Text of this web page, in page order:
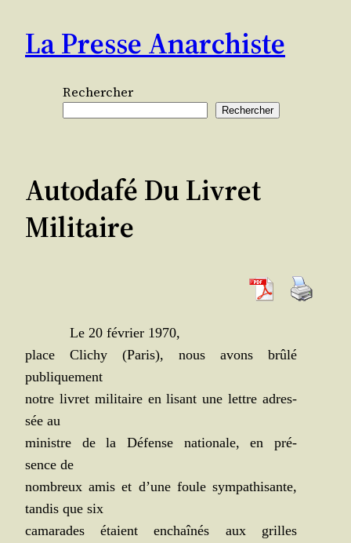
contenu
La Presse Anarchiste
Rechercher
Rechercher
Autodafé Du Livret
Militaire
Le 20 février 1970,
place Cli­chy (Paris), nous avons brû­lé
publiquement
notre livret mili­taire en lisant une lettre adres­
sée au
ministre de la Défense natio­nale, en pré­
sence de
nom­breux amis et d’une foule sym­pa­thi­sante,
tan­dis que six
cama­rades étaient enchaî­nés aux grilles